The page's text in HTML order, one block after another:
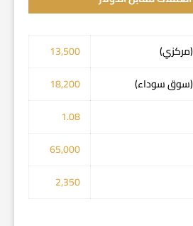
(مركزي)
13,500
(سوق سوداء)
18,200
1.08
65,000
2,350